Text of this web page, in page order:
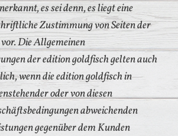
es sei denn, es liegt eine
Zustimmung von Seiten der
Die Allgemeinen
der edition goldfisch gelten auch
wenn die edition goldfisch in
oder von diesen
abweichenden
gegenüber dem Kunden